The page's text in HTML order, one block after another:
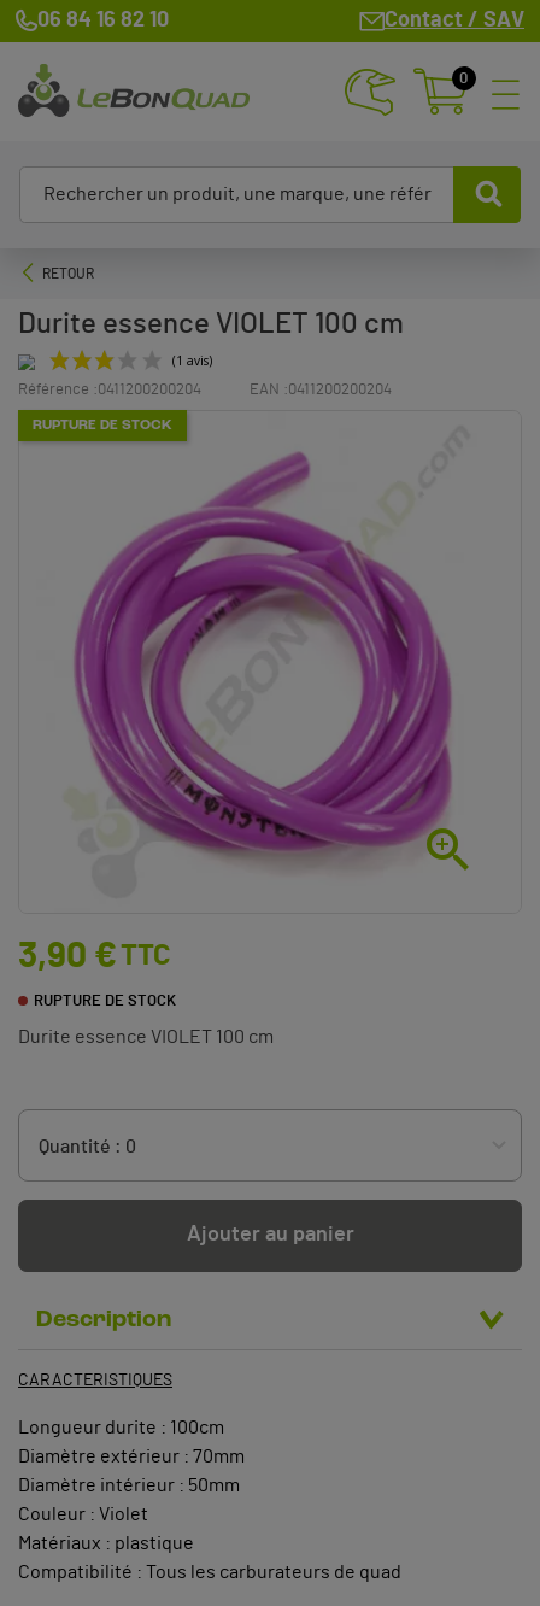
06 84 16 82 10 Contact / SAV
0
RETOUR
Durite essence VIOLET 100 cm
Référence :0411200200204 EAN :0411200200204
RUPTURE DE STOCK

3,90 €TTC
RUPTURE DE STOCK
Durite essence VIOLET 100 cm
Ajouter au panier
Description
CARACTERISTIQUES
Longueur durite : 100cm
Diamètre extérieur : 70mm
Diamètre intérieur : 50mm
Couleur : Violet
Matériaux : plastique
Compatibilité : Tous les carburateurs de quad